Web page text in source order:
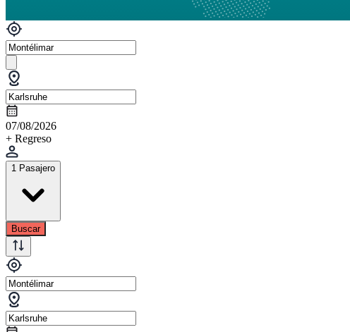
07/08/2026
+ Regreso
1 Pasajero
Buscar